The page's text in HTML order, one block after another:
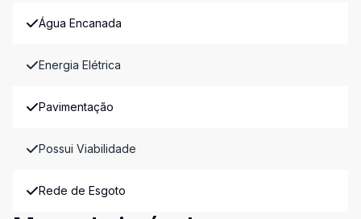
Água Encanada
Energia Elétrica
Pavimentação
Possui Viabilidade
Rede de Esgoto